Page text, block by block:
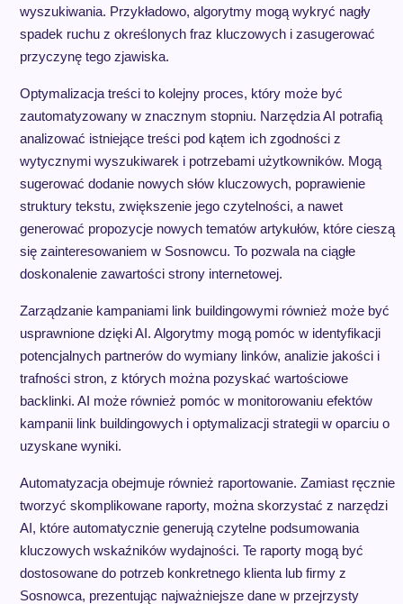
wyszukiwania. Przykładowo, algorytmy mogą wykryć nagły
spadek ruchu z określonych fraz kluczowych i zasugerować
przyczynę tego zjawiska.
Optymalizacja treści to kolejny proces, który może być
zautomatyzowany w znacznym stopniu. Narzędzia AI potrafią
analizować istniejące treści pod kątem ich zgodności z
wytycznymi wyszukiwarek i potrzebami użytkowników. Mogą
sugerować dodanie nowych słów kluczowych, poprawienie
struktury tekstu, zwiększenie jego czytelności, a nawet
generować propozycje nowych tematów artykułów, które cieszą
się zainteresowaniem w Sosnowcu. To pozwala na ciągłe
doskonalenie zawartości strony internetowej.
Zarządzanie kampaniami link buildingowymi również może być
usprawnione dzięki AI. Algorytmy mogą pomóc w identyfikacji
potencjalnych partnerów do wymiany linków, analizie jakości i
trafności stron, z których można pozyskać wartościowe
backlinki. AI może również pomóc w monitorowaniu efektów
kampanii link buildingowych i optymalizacji strategii w oparciu o
uzyskane wyniki.
Automatyzacja obejmuje również raportowanie. Zamiast ręcznie
tworzyć skomplikowane raporty, można skorzystać z narzędzi
AI, które automatycznie generują czytelne podsumowania
kluczowych wskaźników wydajności. Te raporty mogą być
dostosowane do potrzeb konkretnego klienta lub firmy z
Sosnowca, prezentując najważniejsze dane w przejrzysty